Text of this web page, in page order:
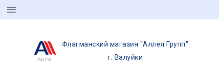
Флагманский магазин "Аллея Групп"
г. Валуйки